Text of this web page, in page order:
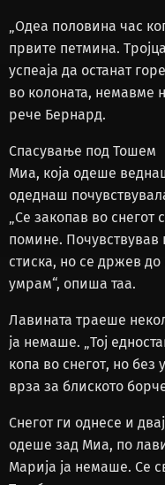
„Одеа половина час
првите петмина.
успеаја да останат
во колоната, немавме
рече Бернард.
Спасување под Тошем
Миа, која одеше
одеднаш
„Се закопав во
помине. Почувствував
стиска, но се држев
умрам“, опиша таа.
Лавината траеше
ја немаше. „Тој
копа во снегот, но без
врза за блиското
Снегот ги однесе и
одеше зад Миа, по
Марија ја немаше. Се